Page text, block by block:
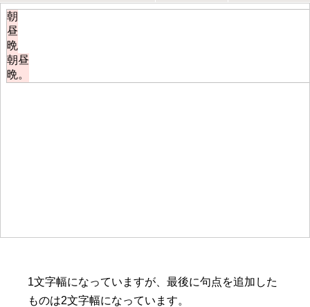
1文字幅になっていますが、最後に句点を追加した
ものは2文字幅になっています。